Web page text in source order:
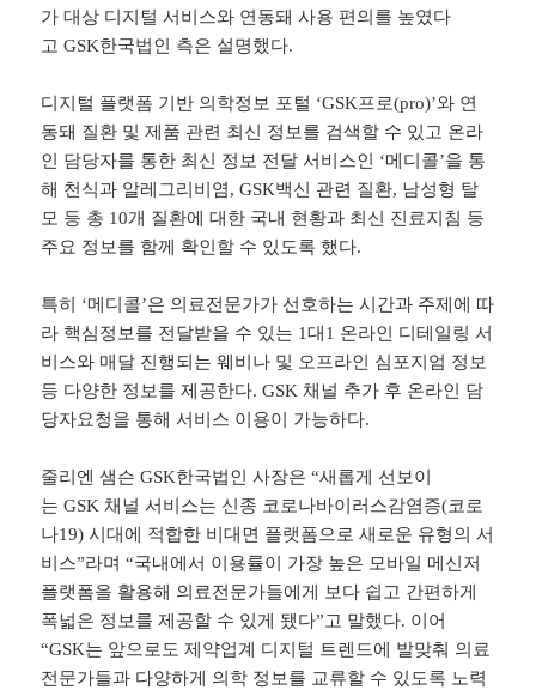
가 대상 디지털 서비스와 연동돼 사용 편의를 높였다
고GSK한국법인 측은 설명했다.
디지털 플랫폼 기반 의학정보 포털 ‘GSK프로(pro)’와 연
동돼 질환 및 제품 관련 최신 정보를 검색할 수 있고 온라
인 담당자를 통한 최신 정보 전달 서비스인 ‘메디콜’을 통
해 천식과 알레그리비염,GSK백신 관련 질환, 남성형 탈
모 등 총 10개 질환에 대한 국내 현황과 최신 진료지침 등
주요 정보를 함께 확인할 수 있도록 했다.
특히 ‘메디콜’은 의료전문가가 선호하는 시간과 주제에 따
라 핵심정보를 전달받을 수 있는 1대1 온라인 디테일링 서
비스와 매달 진행되는 웨비나 및 오프라인 심포지엄 정보
등 다양한 정보를 제공한다.GSK 채널 추가 후 온라인 담
당자요청을 통해 서비스 이용이 가능하다.
줄리엔 샘슨GSK한국법인 사장은 “새롭게 선보이
는GSK 채널 서비스는 신종 코로나바이러스감염증(코로
나19) 시대에 적합한 비대면 플랫폼으로 새로운 유형의 서
비스”라며 “국내에서 이용률이 가장 높은 모바일 메신저
플랫폼을 활용해 의료전문가들에게 보다 쉽고 간편하게
폭넓은 정보를 제공할 수 있게 됐다”고 말했다. 이어
“GSK는 앞으로도 제약업계 디지털 트렌드에 발맞춰 의료
전문가들과 다양하게 의학 정보를 교류할 수 있도록 노력